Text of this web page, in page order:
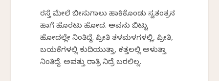
ರಸ್ತೆ ಮೇಲೆ ಬೀಸುಗಾಲು ಹಾಕಿಕೊಂಡು ಸ್ವತಂತ್ರನ
ಹಾಗೆ ಹೊರಟು ಹೋದ. ಅವನು ಬಿಟ್ಟು
ಹೋದಲ್ಲೇ ನಿಂತಿದ್ದೆ. ಪ್ರೀತಿ ತಳಮಳಗಳಲ್ಲಿ, ಪ್ರೀತಿ,
ಬಯಕೆಗಳಲ್ಲಿ ಕುದಿಯುತ್ತಾ, ಕತ್ತಲಲ್ಲಿ ಅಳುತ್ತಾ
ನಿಂತಿದ್ದೆ. ಅವತ್ತು ರಾತ್ರಿ ನಿದ್ರೆ ಬರಲಿಲ್ಲ.